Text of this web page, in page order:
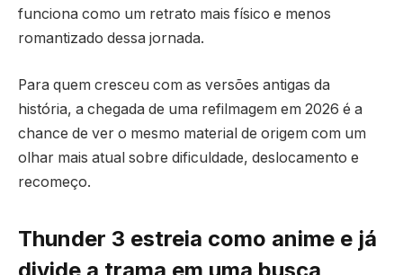
funciona como um retrato mais físico e menos
romantizado dessa jornada.
Para quem cresceu com as versões antigas da
história, a chegada de uma refilmagem em 2026 é a
chance de ver o mesmo material de origem com um
olhar mais atual sobre dificuldade, deslocamento e
recomeço.
Thunder 3 estreia como anime e já